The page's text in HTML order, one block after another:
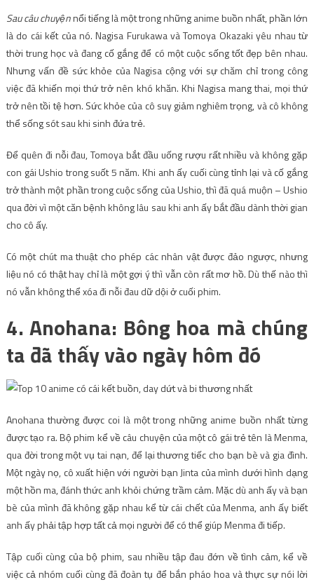
Sau câu chuyệnnổi tiếng là một trong những anime buồn nhất, phần lớn
là do cái kết của nó. Nagisa Furukawa và Tomoya Okazaki yêu nhau từ
thời trung học và đang cố gắng để có một cuộc sống tốt đẹp bên nhau.
Nhưng vấn đề sức khỏe của Nagisa cộng với sự chăm chỉ trong công
việc đã khiến mọi thứ trở nên khó khăn. Khi Nagisa mang thai, mọi thứ
trở nên tồi tệ hơn. Sức khỏe của cô suy giảm nghiêm trọng, và cô không
thể sống sót sau khi sinh đứa trẻ.
Để quên đi nỗi đau, Tomoya bắt đầu uống rượu rất nhiều và không gặp
con gái Ushio trong suốt 5 năm. Khi anh ấy cuối cùng tỉnh lại và cố gắng
trở thành một phần trong cuộc sống của Ushio, thì đã quá muộn – Ushio
qua đời vì một căn bệnh không lâu sau khi anh ấy bắt đầu dành thời gian
cho cô ấy.
Có một chút ma thuật cho phép các nhân vật được đảo ngược, nhưng
liệu nó có thật hay chỉ là một gợi ý thì vẫn còn rất mơ hồ. Dù thế nào thì
nó vẫn không thể xóa đi nỗi đau dữ dội ở cuối phim.
4. Anohana: Bông hoa mà chúng
ta đã thấy vào ngày hôm đó
Anohana thường được coi là một trong những anime buồn nhất từng
được tạo ra. Bộ phim kể về câu chuyện của một cô gái trẻ tên là Menma,
qua đời trong một vụ tai nạn, để lại thương tiếc cho bạn bè và gia đình.
Một ngày nọ, cô xuất hiện với người bạn Jinta của mình dưới hình dạng
một hồn ma, đánh thức anh khỏi chứng trầm cảm. Mặc dù anh ấy và bạn
bè của mình đã không gặp nhau kể từ cái chết của Menma, anh ấy biết
anh ấy phải tập hợp tất cả mọi người để có thể giúp Menma đi tiếp.
Tập cuối cùng của bộ phim, sau nhiều tập đau đớn về tình cảm, kể về
việc cả nhóm cuối cùng đã đoàn tụ để bắn pháo hoa và thực sự nói lời